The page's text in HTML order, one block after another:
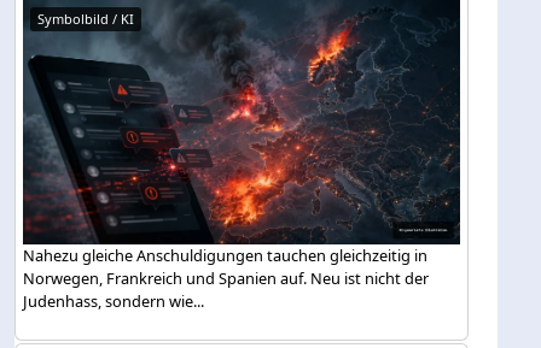
Symbolbild / KI
Nahezu gleiche Anschuldigungen tauchen gleichzeitig in
Norwegen, Frankreich und Spanien auf. Neu ist nicht der
Judenhass, sondern wie...